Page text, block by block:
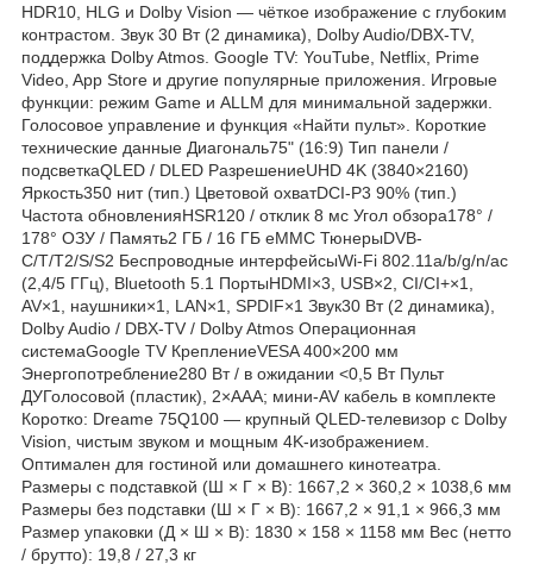
HDR10, HLG и Dolby Vision — чёткое изображение с глубоким
контрастом. Звук 30 Вт (2 динамика), Dolby Audio/DBX-TV,
поддержка Dolby Atmos. Google TV: YouTube, Netflix, Prime
Video, App Store и другие популярные приложения. Игровые
функции: режим Game и ALLM для минимальной задержки.
Голосовое управление и функция «Найти пульт». Короткие
технические данные Диагональ75" (16:9) Тип панели /
подсветкаQLED / DLED РазрешениеUHD 4K (3840×2160)
Яркость350 нит (тип.) Цветовой охватDCI-P3 90% (тип.)
Частота обновленияHSR120 / отклик 8 мс Угол обзора178° /
178° ОЗУ / Память2 ГБ / 16 ГБ eMMC ТюнерыDVB-
C/T/T2/S/S2 Беспроводные интерфейсыWi-Fi 802.11a/b/g/n/ac
(2,4/5 ГГц), Bluetooth 5.1 ПортыHDMI×3, USB×2, CI/CI+×1,
AV×1, наушники×1, LAN×1, SPDIF×1 Звук30 Вт (2 динамика),
Dolby Audio / DBX-TV / Dolby Atmos Операционная
системаGoogle TV КреплениеVESA 400×200 мм
Энергопотребление280 Вт / в ожидании <0,5 Вт Пульт
ДУГолосовой (пластик), 2×AAA; мини-AV кабель в комплекте
Коротко: Dreame 75Q100 — крупный QLED-телевизор с Dolby
Vision, чистым звуком и мощным 4K-изображением.
Оптимален для гостиной или домашнего кинотеатра.
Размеры с подставкой (Ш × Г × В): 1667,2 × 360,2 × 1038,6 мм
Размеры без подставки (Ш × Г × В): 1667,2 × 91,1 × 966,3 мм
Размер упаковки (Д × Ш × В): 1830 × 158 × 1158 мм Вес (нетто
/ брутто): 19,8 / 27,3 кг